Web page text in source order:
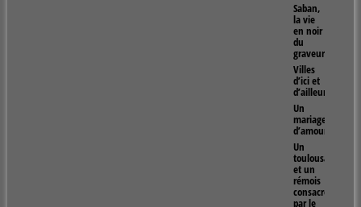
Saban,
la vie
en noir
du
graveur
Villes
d’ici et
d’ailleurs
Un
mariage
d’amour
Un
toulousain
et un
rémois
consacrés
par le